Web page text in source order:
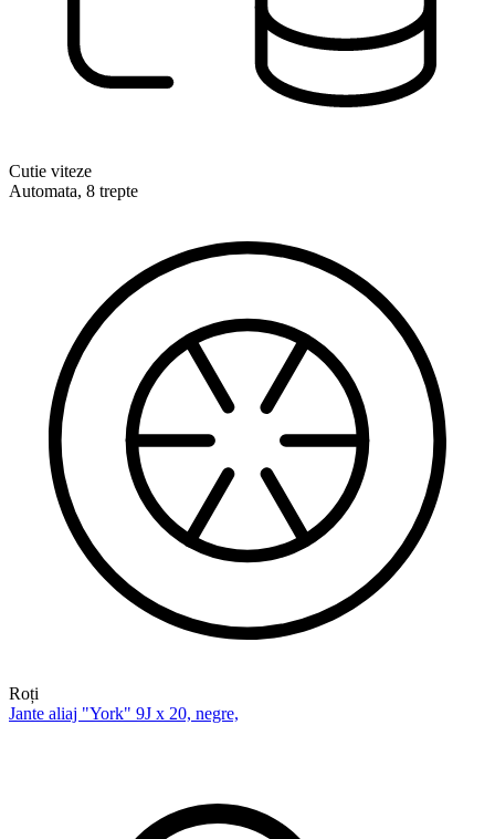
Cutie viteze
Automata, 8 trepte
Roți
Jante aliaj "York" 9J x 20, negre,